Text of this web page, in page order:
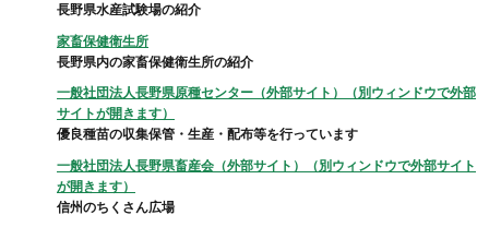
長野県水産試験場の紹介
家畜保健衛生所
長野県内の家畜保健衛生所の紹介
一般社団法人長野県原種センター（外部サイト）（別ウィンドウで外部
サイトが開きます）
優良種苗の収集保管・生産・配布等を行っています
一般社団法人長野県畜産会（外部サイト）（別ウィンドウで外部サイト
が開きます）
信州のちくさん広場